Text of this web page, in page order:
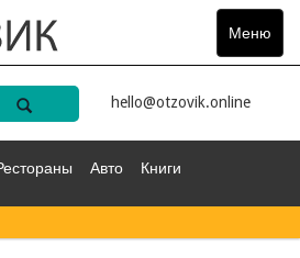
Меню
Toggle
hello@otzovik.online
Авто Книги